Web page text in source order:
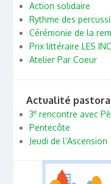
Action solidaire
Rythme des
Cérémonie de la
Prix littéraire LES
Atelier Par Coeur
Actualité
3erencontre avec
Pentecôte
Jeudi de l’Ascension